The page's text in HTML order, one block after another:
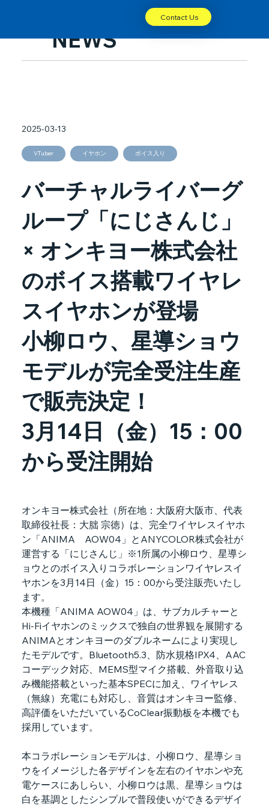
Contact Us
NEWS
バーチャルライバーグ
ループ「にじさんじ」
× オンキヨー株式会社
のボイス搭載ワイヤレ
スイヤホンが登場
小柳ロウ、星導ショウ
モデルが完全受注生産
で販売決定！
3月14日（金）15：00
から受注開始
VTuber イヤホン ボイス入り
2025-03-13
オンキヨー株式会社（所在地：大阪府大阪市、代表
取締役社長：大朏 宗徳）は、完全ワイヤレスイヤホ
ン「ANIMA　AOW04」とANYCOLOR株式会社が
運営する「にじさんじ」※1所属の小柳ロウ、星導シ
ョウとのボイス入りコラボレーションワイヤレスイ
ヤホンを3月14日（金）15：00から受注販売いたし
ます。
本機種「ANIMA AOW04」は、サブカルチャーと
Hi-Fiイヤホンのミックスで独自の世界観を展開する
ANIMAとオンキヨーのダブルネームにより実現し
たモデルです。Bluetooth5.3、防水規格IPX4、AAC
コーデック対応、MEMS型マイク搭載、外音取り込
み機能搭載といった基本SPECに加え、ワイヤレス
（無線）充電にも対応し、音質はオンキヨー監修、
高評価をいただいているCoClear振動板を本機でも
採用しています。
本コラボレーションモデルは、小柳ロウ、星導ショ
ウをイメージした各デザインを左右のイヤホンや充
電ケースにあしらい、小柳ロウは黒、星導ショウは
白を基調としたシンプルで普段使いができるデザイ